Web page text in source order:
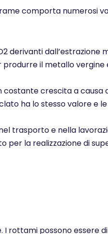
comporta numerosi
derivanti dall’estrazione
il metallo vergine
costante crescita a causa
ha lo stesso valore e
trasporto e nella
per la realizzazione di
rottami possono essere